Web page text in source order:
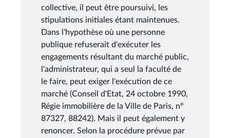
collective, il peut être poursuivi, les
stipulations initiales étant maintenues.
Dans l'hypothèse où une personne
publique refuserait d'exécuter les
engagements résultant du marché public,
l'administrateur, qui a seul la faculté de
le faire, peut exiger l'exécution de ce
marché (Conseil d'Etat, 24 octobre 1990,
Régie immobilière de la Ville de Paris, n°
87327, 88242). Mais il peut également y
renoncer. Selon la procédure prévue par